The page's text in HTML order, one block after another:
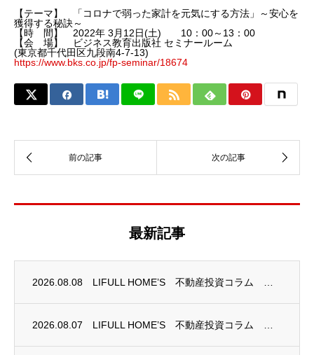
【テーマ】 「コロナで弱った家計を元気にする方法」～安心を
獲得する秘訣～
【時 間】 2022年 3月12日(土) 10：00～13：00
【会 場】 ビジネス教育出版社 セミナールーム
(東京都千代田区九段南4-7-13)
https://www.bks.co.jp/fp-seminar/18674
最新記事
2026.08.08
2026.08.07